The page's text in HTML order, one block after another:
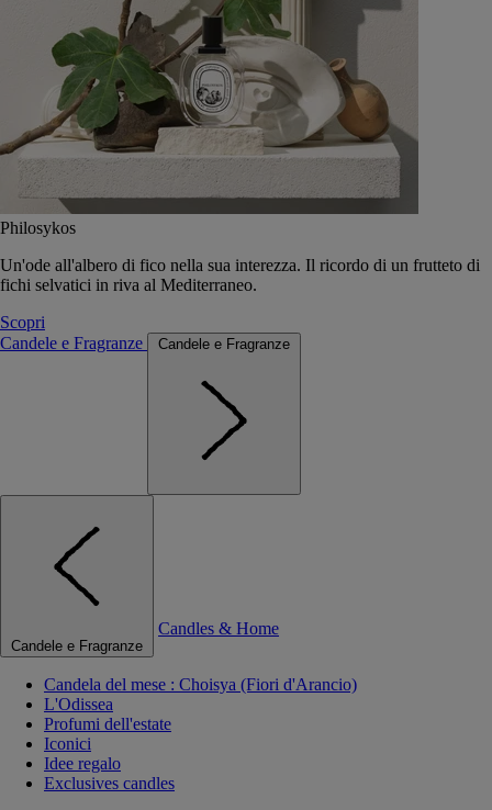
Philosykos
Un'ode all'albero di fico nella sua interezza. Il ricordo di un frutteto di
fichi selvatici in riva al Mediterraneo.
Scopri
Candele e Fragranze
Candele e Fragranze
Candele e Fragranze
Candles & Home
Candela del mese : Choisya (Fiori d'Arancio)
L'Odissea
Profumi dell'estate
Iconici
Idee regalo
Exclusives candles